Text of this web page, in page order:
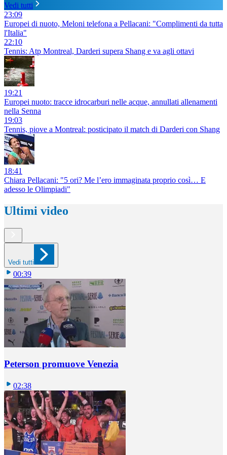
Vedi tutti
23:09
Europei di nuoto, Meloni telefona a Pellacani: "Complimenti da tutta
l'Italia"
22:10
Tennis: Atp Montreal, Darderi supera Shang e va agli ottavi
19:21
Europei nuoto: tracce idrocarburi nelle acque, annullati allenamenti
nella Senna
19:03
Tennis, piove a Montreal: posticipato il match di Darderi con Shang
18:41
Chiara Pellacani: "5 ori? Me l’ero immaginata proprio così… E
adesso le Olimpiadi"
Ultimi video
Vedi tutti
00:39
Peterson promuove Venezia
02:38